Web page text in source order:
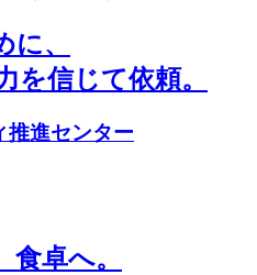
、
を信じて依頼。
推進センター
卓へ。